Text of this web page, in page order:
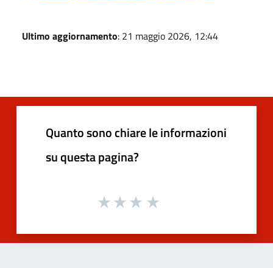
Ultimo aggiornamento: 21 maggio 2026, 12:44
Quanto sono chiare le informazioni
su questa pagina?